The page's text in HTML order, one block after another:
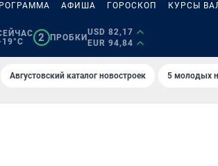
АФИША ГОРОСКОП КУРСЫ
2 ПРОБКИ
USD 82,17
EUR 94,84
Августовский каталог новостроек 5 молодых